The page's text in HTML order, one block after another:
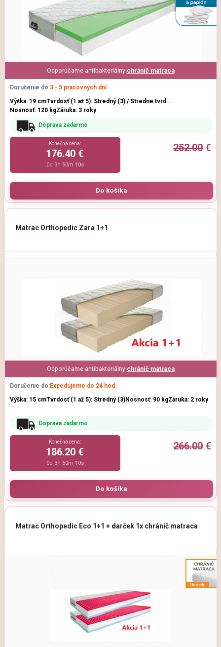
Odporúčame antibakteriálny chránič matraca
Doručenie do:3 - 5 pracovných dní
Výška: 19 cmTvrdosť (1 až 5): Stredný (3) / Stredne tvrd...
Nosnosť: 120 kgZáruka: 3 roky
Doprava zadarmo
252.00€
Konečná cena:
176.40 €
0d 3h 50m 9s
Matrac Orthopedic Zara 1+1
Odporúčame antibakteriálny chránič matraca
Doručenie do:Expedujeme do 24 hod.
Výška: 15 cmTvrdosť (1 až 5): Stredný (3)Nosnosť: 90 kgZáruka: 2 roky
Doprava zadarmo
266.00€
Konečná cena:
186.20 €
0d 3h 50m 9s
Matrac Orthopedic Eco 1+1 + darček 1x chránič matraca